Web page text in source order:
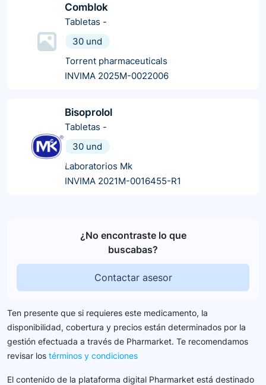
Comblok
Tabletas -
30 und
Torrent pharmaceuticals
INVIMA 2025M-0022006
Bisoprolol
Tabletas -
30 und
Laboratorios Mk
INVIMA 2021M-0016455-R1
¿No encontraste lo que
buscabas?
Contactar asesor
Ten presente que si requieres este medicamento, la
disponibilidad, cobertura y precios están determinados por la
gestión efectuada a través de Pharmarket. Te recomendamos
revisar los términos y condiciones
El contenido de la plataforma digital Pharmarket está destinado